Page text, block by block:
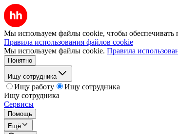
Мы используем файлы cookie, чтобы обеспечивать
Правила использования файлов cookie
Мы используем файлы cookie. Правила
Понятно
Ищу сотрудника
Ищу работу
Ищу сотрудника
Ищу сотрудника
Сервисы
Помощь
Ещё